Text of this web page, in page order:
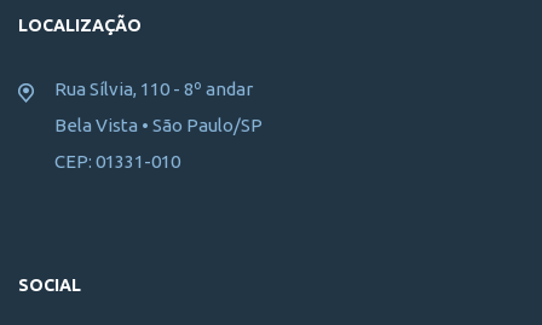
LOCALIZAÇÃO
Rua Sílvia, 110 - 8º andar
Bela Vista • São Paulo/SP
CEP: 01331-010
SOCIAL